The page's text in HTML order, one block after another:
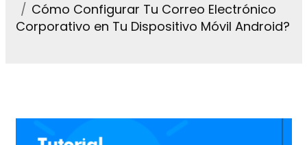
Cómo Configurar Tu Correo Electrónico
Corporativo en Tu Dispositivo Móvil Android?